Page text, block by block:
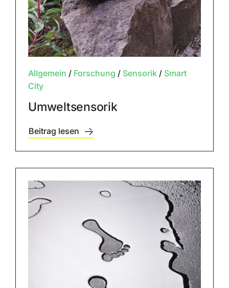
Allgemein / Forschung / Sensorik/ Smart
City
Umweltsensorik
Beitrag lesen